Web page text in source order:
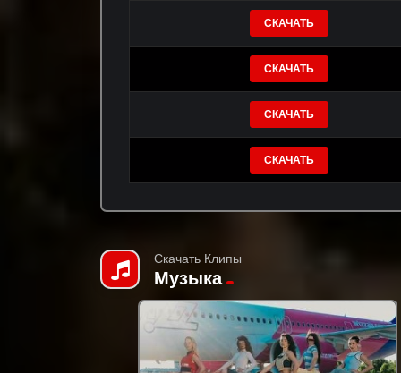
СКАЧАТЬ
СКАЧАТЬ
СКАЧАТЬ
СКАЧАТЬ
Скачать Клипы
Музыка